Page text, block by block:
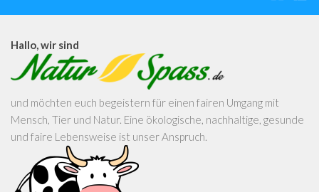
Hallo, wir sind
und möchten euch begeistern für einen fairen Umgang mit
Mensch, Tier und Natur. Eine ökologische, nachhaltige, gesunde
und faire Lebensweise ist unser Anspruch.